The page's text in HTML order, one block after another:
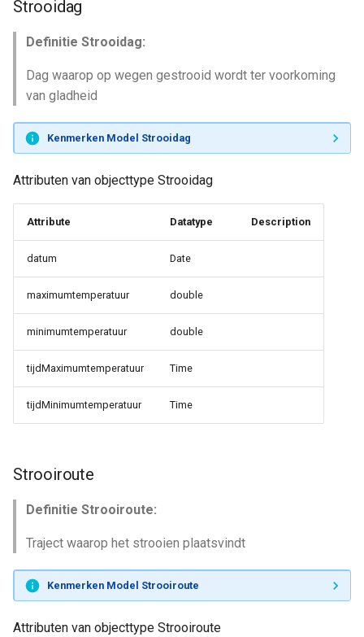
Strooidag
Definitie Strooidag:
Dag waarop op wegen gestrooid wordt ter voorkoming
van gladheid
Kenmerken Model Strooidag
Attributen van objecttype Strooidag
Attribute Datatype Description
datum Date
maximumtemperatuur double
minimumtemperatuur double
tijdMaximumtemperatuur Time
tijdMinimumtemperatuur Time
Strooiroute
Definitie Strooiroute:
Traject waarop het strooien plaatsvindt
Kenmerken Model Strooiroute
Attributen van objecttype Strooiroute